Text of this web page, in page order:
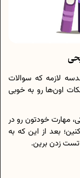
لازمه که سوالات
اون‌ها رو به خوبی
مهارت خودتون رو در
بعد از این که به
تست زدن برین.